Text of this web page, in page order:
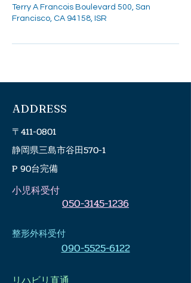
Terry A Francois Boulevard 500, San
Francisco, CA 94158, ISR
ADDRESS
〒411-0801
静岡県三島市谷田570-1
P 90台完備
​小児科受付
050-3145-1236
​整形外科受付
090-5525-6122